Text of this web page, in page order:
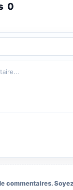
0
commentaires.